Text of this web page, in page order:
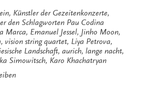
, Künstler der Gezeitenkonzerte,
den Schlagworten Pau Codina
Marca, Emanuel Jessel, Jinho Moon,
, vision string quartet, Liya Petrova,
Landschaft, aurich, lange nacht,
Simowitsch, Karo Khachatryan
zu